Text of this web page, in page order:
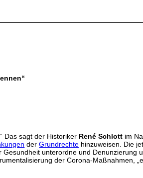
Das sagt der Historiker René Schlott im
derGrundrechte hinzuweisen. Die
unterordne und Denunzierung
der Corona-Maßnahmen,